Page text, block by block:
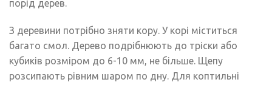
порід дерев.
З деревини потрібно зняти кору. У корі міститься
багато смол. Дерево подрібнюють до тріски або
кубиків розміром до 6-10 мм, не більше. Щепу
розсипають рівним шаром по дну. Для коптильні